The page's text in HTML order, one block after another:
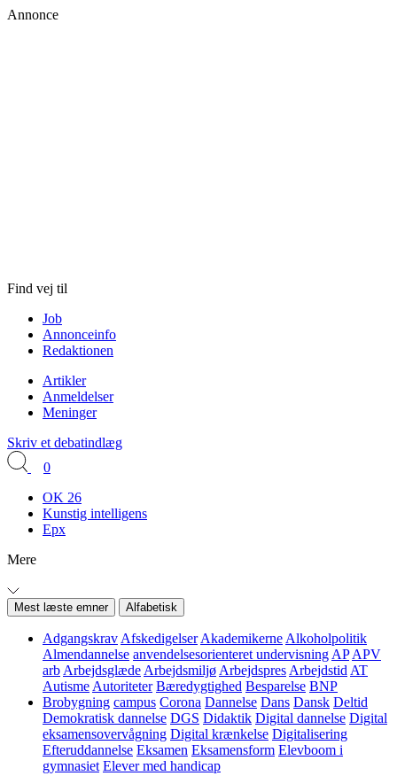
Annonce
Find vej til
Job
Annonceinfo
Redaktionen
Artikler
Anmeldelser
Meninger
Skriv et debatindlæg
0
OK 26
Kunstig intelligens
Epx
Mere
Mest læste emner Alfabetisk
Adgangskrav Afskedigelser Akademikerne Alkoholpolitik
Almendannelse anvendelsesorienteret undervisning AP APV
arb Arbejdsglæde Arbejdsmiljø Arbejdspres Arbejdstid AT
Autisme Autoriteter Bæredygtighed Besparelse BNP
Brobygning campus Corona Dannelse Dans Dansk Deltid
Demokratisk dannelse DGS Didaktik Digital dannelse Digital
eksamensovervågning Digital krænkelse Digitalisering
Efteruddannelse Eksamen Eksamensform Elevboom i
gymnasiet Elever med handicap